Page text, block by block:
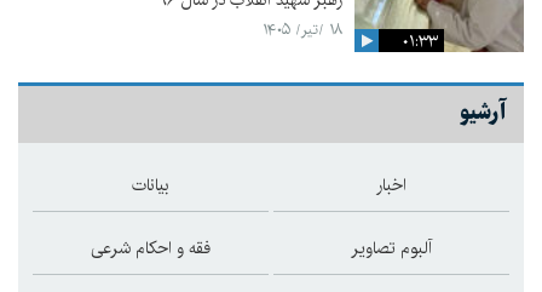
۰۱:۳۳ ۱۸ /تیر/ ۱۴۰۵
آرشیو
اخبار بیانات
آلبوم تصاویر فقه و احکام شرعی